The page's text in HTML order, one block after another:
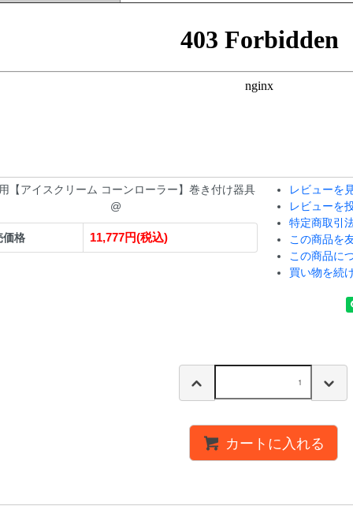
【アイスクリーム コーンローラー】巻き付け器具
@
価格 11,777円(税込)
レビューを
レビューを
特定商取引
この商品を
この商品に
買い物を続
カートに入れる